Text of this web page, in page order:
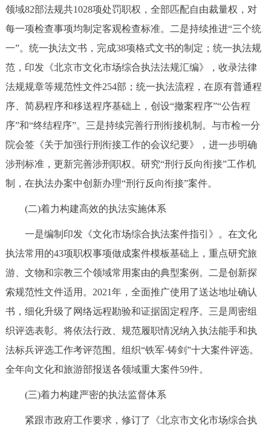
领域82部法规共1028项处罚职权，全部匹配自由裁量权，对
每一项检查事项均制定客观检查标准。二是持续推进“三个统
一”。统一执法文书，完成38项格式文书的制定；统一执法规
范，印发《北京市文化市场综合执法法规汇编》，收录法律
法规规章等规范性文件254部；统一执法流程，在原有普通程
序、简易程序和移送程序基础上，创设“撤案程序”“公告程
序”和“终结程序”。三是持续完善行刑衔接机制。与市检一分
院会签《关于加强行刑衔接工作的会议纪要》，进一步明确
涉刑标准，更新完善涉刑职权。研究“刑行反向衔接”工作机
制，在执法办案中创新办理“刑行反向衔接”案件。
(二)着力构建高效的执法实施体系
一是编制印发《文化市场综合执法案件指引》。在文化
执法常用的43项职权事项做成案件模板基础上，重点研究旅
游、文物和宗教三个领域常用案由的典型案例。二是创新探
索规范性文件适用。2021年，全面推广使用了送达地址确认
书，细化升级了网络远程勘验和证据固定程序。三是周密组
织评选表彰。将依法行政、规范履职情况纳入执法能手和执
法标兵评选工作考评范围。组织“铁军·铸剑”十大案件评选。
全年向文化和旅游部报送各领域重大案件59件。
(三)着力构建严密的执法监督体系
紧跟市政府工作要求，修订了《北京市文化市场综合执